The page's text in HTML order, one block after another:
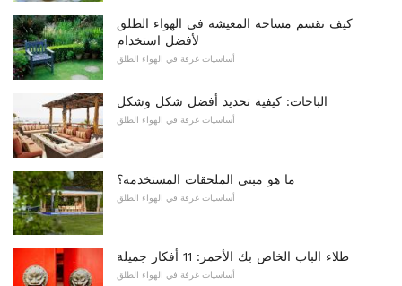
كيف تقسم مساحة المعيشة في الهواء الطلق
لأفضل استخدام
أساسيات غرفة في الهواء الطلق
الباحات: كيفية تحديد أفضل شكل وشكل
أساسيات غرفة في الهواء الطلق
ما هو مبنى الملحقات المستخدمة؟
أساسيات غرفة في الهواء الطلق
طلاء الباب الخاص بك الأحمر: 11 أفكار جميلة
أساسيات غرفة في الهواء الطلق